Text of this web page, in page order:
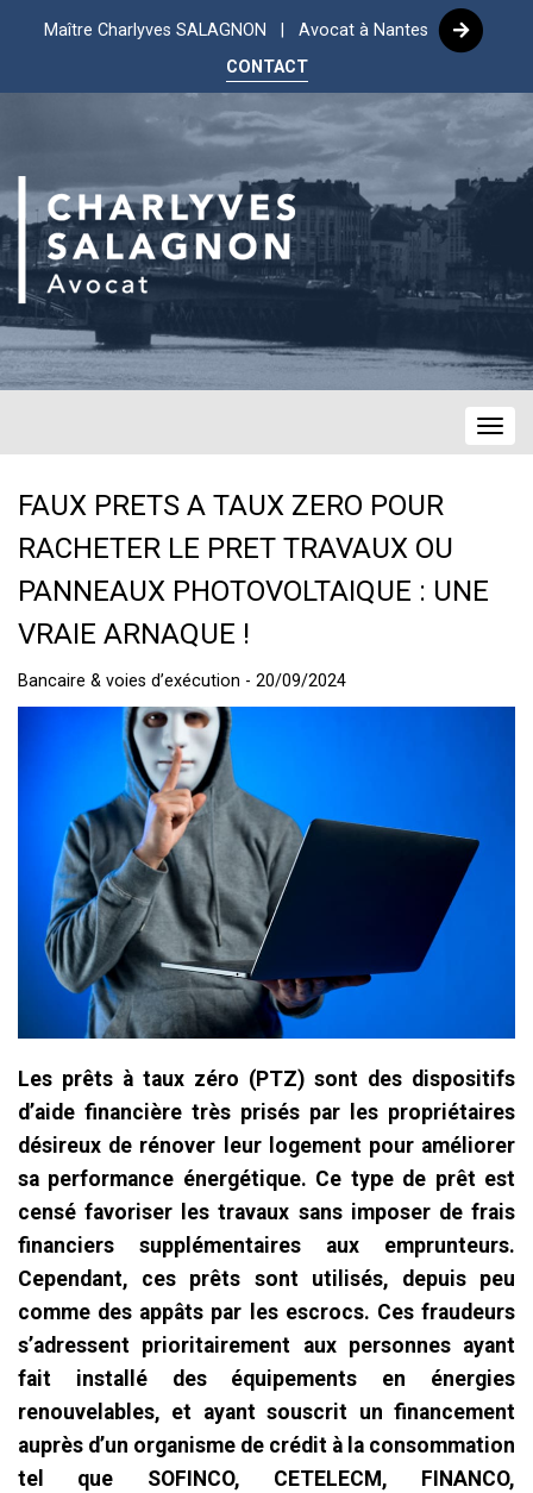
Maître Charlyves SALAGNON | Avocat à Nantes
CONTACT
FAUX PRETS A TAUX ZERO POUR
RACHETER LE PRET TRAVAUX OU
PANNEAUX PHOTOVOLTAIQUE : UNE
VRAIE ARNAQUE !
Bancaire & voies d’exécution - 20/09/2024
Les prêts à taux zéro (PTZ) sont des dispositifs
d’aide financière très prisés par les propriétaires
désireux de rénover leur logement pour améliorer
sa performance énergétique. Ce type de prêt est
censé favoriser les travaux sans imposer de frais
financiers supplémentaires aux emprunteurs.
Cependant, ces prêts sont utilisés, depuis peu
comme des appâts par les escrocs. Ces fraudeurs
s’adressent prioritairement aux personnes ayant
fait installé des équipements en énergies
renouvelables, et ayant souscrit un financement
auprès d’un organisme de crédit à la consommation
tel que SOFINCO, CETELECM, FINANCO,